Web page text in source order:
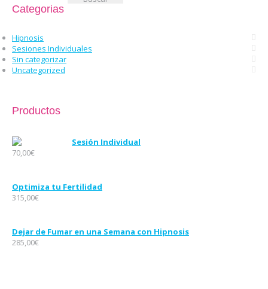
Categorias
Hipnosis
Sesiones Individuales
Sin categorizar
Uncategorized
Productos
Sesión Individual
70,00€
Optimiza tu Fertilidad
315,00€
Dejar de Fumar en una Semana con Hipnosis
285,00€